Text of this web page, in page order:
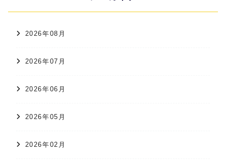
2026年08月
2026年07月
2026年06月
2026年05月
2026年02月